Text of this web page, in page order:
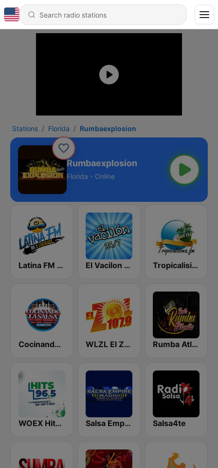
Stations Florida Rumbaexplosion
Rumbaexplosion
Florida - Online
Latina FM Zaragoza El Vacilon 24/7 Tropicalisima.fm - Latino Mix
Cocinando La Salsa de New York WLZL El Zol 107.9 FM Rumba Atlanta
WOEX Hits 96.5 FM Salsa Empire Radio Salsa4te